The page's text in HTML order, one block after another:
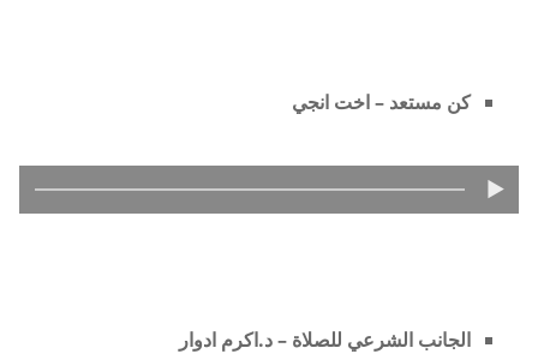
كن مستعد – اخت انجي
الجانب الشرعي للصلاة – د.اكرم ادوار